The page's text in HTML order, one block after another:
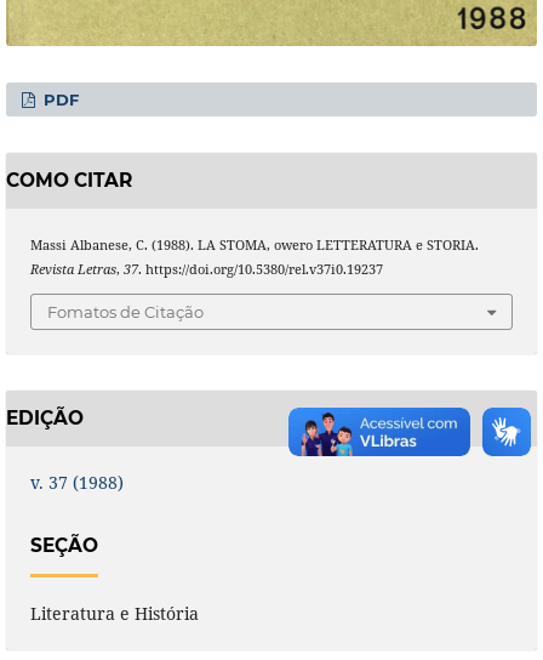
PDF
COMO CITAR
Massi Albanese, C. (1988). LA STOMA, owero LETTERATURA e STORIA.
Revista Letras, 37. https://doi.org/10.5380/rel.v37i0.19237
Fomatos de Citação
EDIÇÃO
v. 37 (1988)
SEÇÃO
Literatura e História